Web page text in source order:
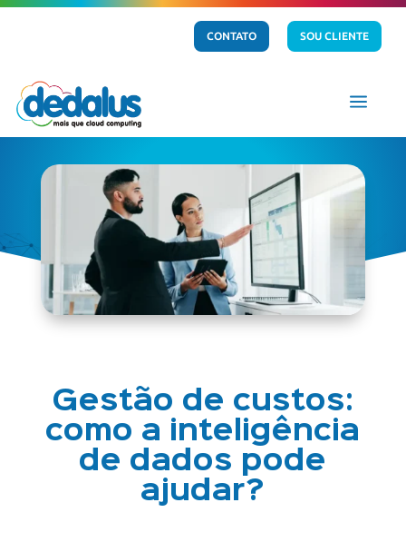
CONTATO SOU CLIENTE
a
Gestão de custos:
como a inteligência
de dados pode
ajudar?